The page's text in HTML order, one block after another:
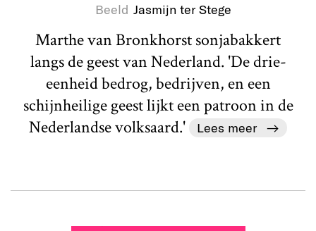
Beeld Jasmijn ter Stege
Marthe van Bronkhorst sonjabakkert
langs de geest van Nederland. 'De drie-
eenheid bedrog, bedrijven, en een
schijnheilige geest lijkt een patroon in de
Nederlandse volksaard.'
Lees meer